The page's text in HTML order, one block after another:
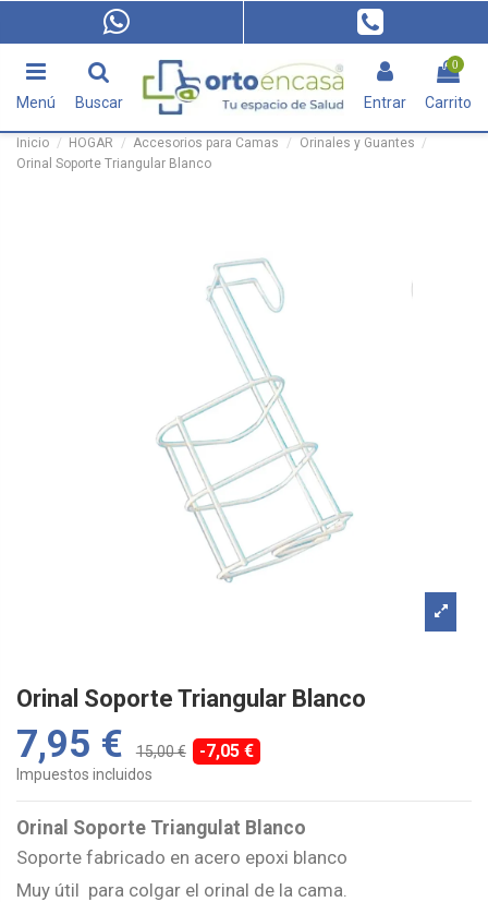
Menú Buscar Entrar
0
Carrito
Inicio HOGAR Accesorios para Camas
Orinales y Guantes
Orinal Soporte Triangular Blanco
Orinal Soporte Triangular Blanco
7,95 € 15,00 € -7,05 €
Impuestos incluidos
Orinal Soporte Triangulat Blanco
Soporte fabricado en acero epoxi blanco
Muy útil para colgar el orinal de la cama.